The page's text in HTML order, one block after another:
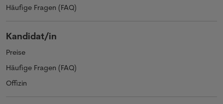
Häufige Fragen (FAQ)
Kandidat/in
Preise
Häufige Fragen (FAQ)
Offizin